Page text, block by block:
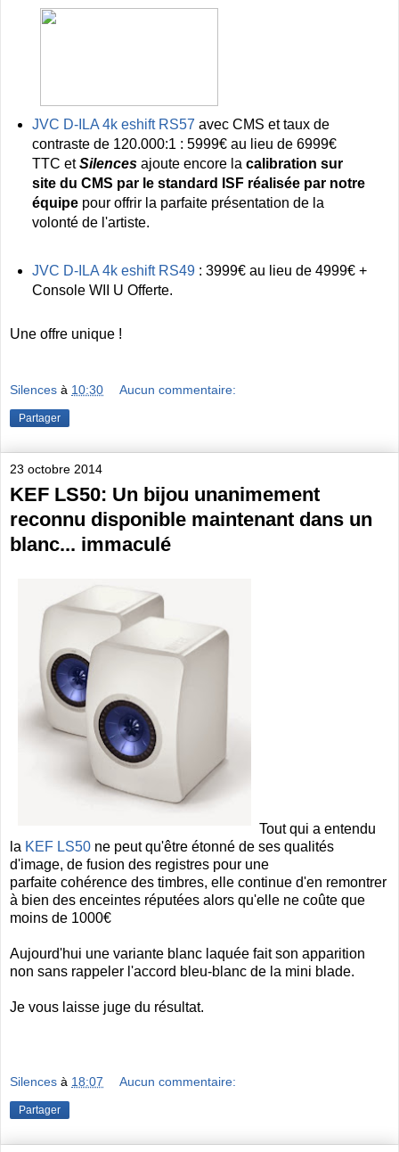
JVC D-ILA 4k eshift RS57 avec CMS et taux de
contraste de 120.000:1 : 5999€ au lieu de 6999€
TTC etSilencesajoute encore la calibration sur
site du CMS par le standard ISF réalisée par notre
équipepour offrir la parfaite présentation de la
volonté de l'artiste.
JVC D-ILA 4k eshift RS49: 3999€ au lieu de 4999€ +
Console WII U Offerte.
Une offre unique !
Silences à 10:30 Aucun commentaire:
Partager
23 octobre 2014
KEF LS50: Un bijou unanimement
reconnu disponible maintenant dans un
blanc... immaculé
Tout qui a entendu
la KEF LS50 ne peut qu'être étonné de ses qualités
d'image, de fusion des registres pour une
parfaite cohérence des timbres, elle continue d'en remontrer
à bien des enceintes réputées alors qu'elle ne coûte que
moins de 1000€
Aujourd'hui une variante blanc laquée fait son apparition
non sans rappeler l'accord bleu-blanc de la mini blade.
Je vous laisse juge du résultat.
Silences à 18:07 Aucun commentaire:
Partager